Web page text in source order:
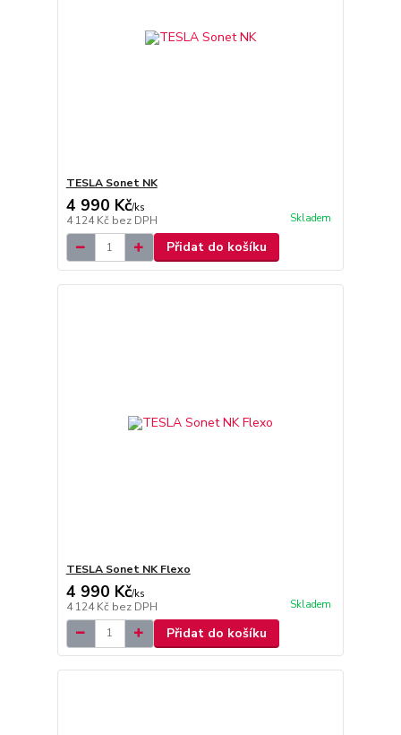
TESLA Sonet NK
4 990 Kč/ks
4 124 Kč bez DPH Skladem
Přidat do košíku
TESLA Sonet NK Flexo
4 990 Kč/ks
4 124 Kč bez DPH Skladem
Přidat do košíku